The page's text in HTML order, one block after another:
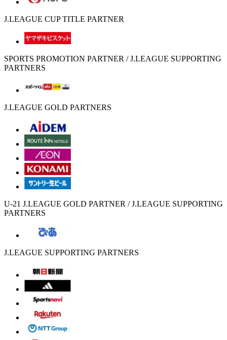
J.LEAGUE CUP TITLE PARTNER
SPORTS PROMOTION PARTNER / J.LEAGUE SUPPORTING
PARTNERS
J.LEAGUE GOLD PARTNERS
U-21 J.LEAGUE GOLD PARTNER / J.LEAGUE SUPPORTING
PARTNERS
J.LEAGUE SUPPORTING PARTNERS